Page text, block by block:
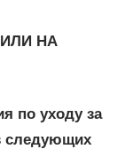
НА
по уходу за
следующих